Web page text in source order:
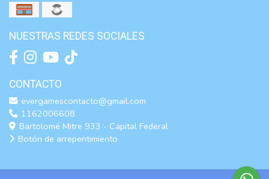
NUESTRAS REDES SOCIALES
CONTACTO
evergamescontacto@gmail.com
1162006608
Bartolomé Mitre 933 - Capital Federal
Botón de arrepentimiento